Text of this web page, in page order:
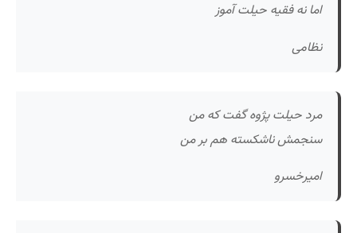
اما نه فقیه حیلت آموز
نظامی
مرد حیلت پژوه گفت که من
سنجمش ناشکسته هم بر من
امیرخسرو